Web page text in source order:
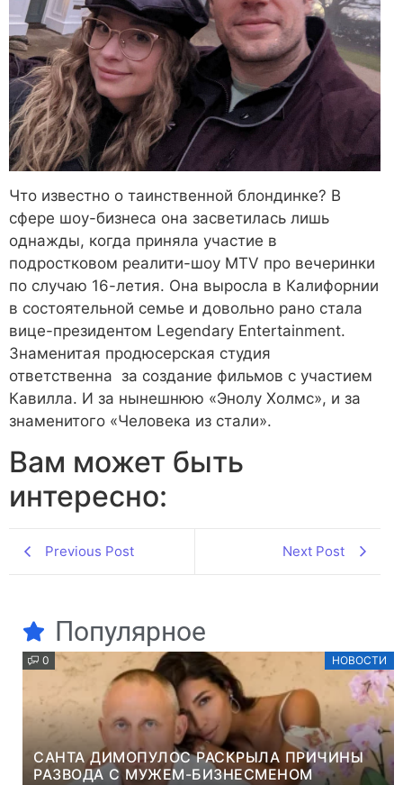
Что известно о таинственной блондинке? В
сфере шоу-бизнеса она засветилась лишь
однажды, когда приняла участие в
подростковом реалити-шоу MTV про вечеринки
по случаю 16-летия. Она выросла в Калифорнии
в состоятельной семье и довольно рано стала
вице-президентом Legendary Entertainment.
Знаменитая продюсерская студия
ответственна за создание фильмов с участием
Кавилла. И за нынешнюю «Энолу Холмс», и за
знаменитого «Человека из стали».
Вам может быть
интересно:
Previous Post Next Post
Популярное
0 НОВОСТИ
САНТА ДИМОПУЛОС РАСКРЫЛА ПРИЧИНЫ
РАЗВОДА С МУЖЕМ-БИЗНЕСМЕНОМ